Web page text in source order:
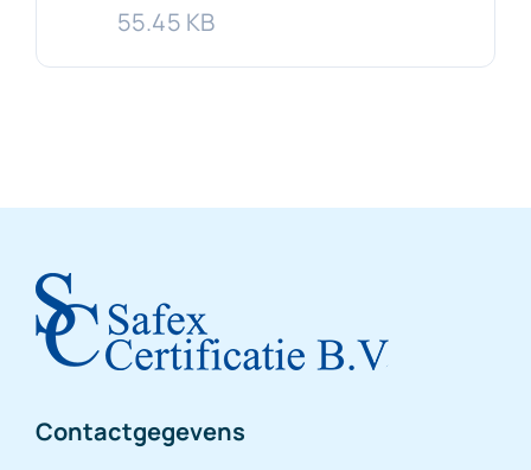
55.45 KB
Contactgegevens